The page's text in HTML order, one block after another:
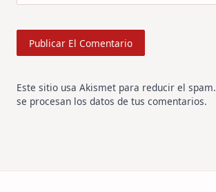
Este sitio usa Akismet para reducir el spam.
se procesan los datos de tus comentarios.